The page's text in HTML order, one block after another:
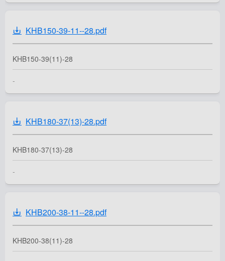
KHB150-39-11--28.pdf
KHB150-39(11)-28
-
KHB180-37(13)-28.pdf
KHB180-37(13)-28
-
KHB200-38-11--28.pdf
KHB200-38(11)-28